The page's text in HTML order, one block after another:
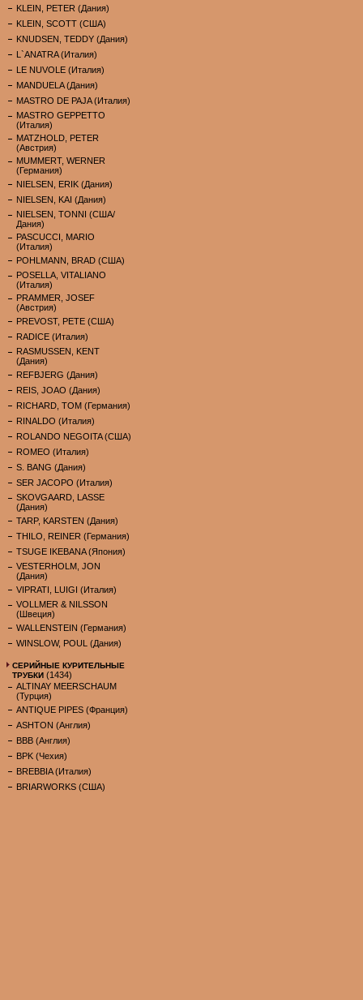
KLEIN, PETER (Дания)
KLEIN, SCOTT (США)
KNUDSEN, TEDDY (Дания)
L`ANATRA (Италия)
LE NUVOLE (Италия)
MANDUELA (Дания)
MASTRO DE PAJA (Италия)
MASTRO GEPPETTO
(Италия)
MATZHOLD, PETER
(Австрия)
MUMMERT, WERNER
(Германия)
NIELSEN, ERIK (Дания)
NIELSEN, KAI (Дания)
NIELSEN, TONNI (США/
Дания)
PASCUCCI, MARIO
(Италия)
POHLMANN, BRAD (США)
POSELLA, VITALIANO
(Италия)
PRAMMER, JOSEF
(Австрия)
PREVOST, PETE (США)
RADICE (Италия)
RASMUSSEN, KENT
(Дания)
REFBJERG (Дания)
REIS, JOAO (Дания)
RICHARD, TOM (Германия)
RINALDO (Италия)
ROLANDO NEGOITA (США)
ROMEO (Италия)
S. BANG (Дания)
SER JACOPO (Италия)
SKOVGAARD, LASSE
(Дания)
TARP, KARSTEN (Дания)
THILO, REINER (Германия)
TSUGE IKEBANA (Япония)
VESTERHOLM, JON
(Дания)
VIPRATI, LUIGI (Италия)
VOLLMER & NILSSON
(Швеция)
WALLENSTEIN (Германия)
WINSLOW, POUL (Дания)
СЕРИЙНЫЕ КУРИТЕЛЬНЫЕ
ТРУБКИ (1434)
ALTINAY MEERSCHAUM
(Турция)
ANTIQUE PIPES (Франция)
ASHTON (Англия)
BBB (Англия)
BPK (Чехия)
BREBBIA (Италия)
BRIARWORKS (США)